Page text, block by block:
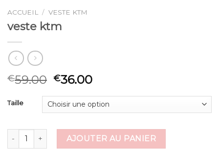
ACCUEIL / VESTE KTM
veste ktm
€59.00 €36.00
Taille
quantité de veste ktmAJOUTER AU PANIER